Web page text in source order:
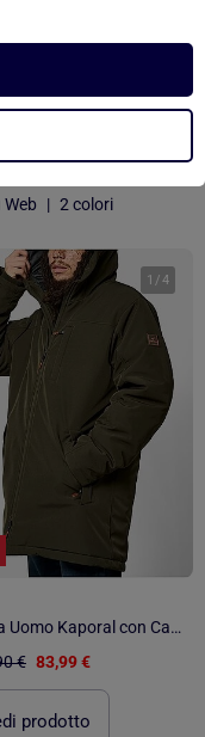
Web | 2 colori
1 /4
Parka Uomo Kaporal con Cappuccio
€ 83,99 €
prodotto